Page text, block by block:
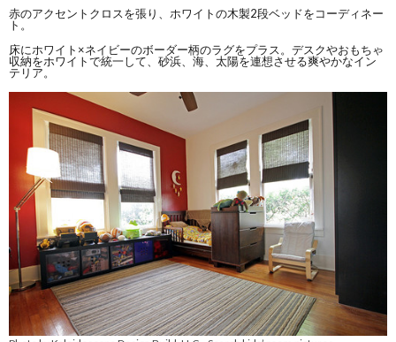
赤のアクセントクロスを張り、ホワイトの木製2段ベッドをコーディネー
ト。
床にホワイト×ネイビーのボーダー柄のラグをプラス。デスクやおもちゃ
収納をホワイトで統一して、砂浜、海、太陽を連想させる爽やかなイン
テリア。